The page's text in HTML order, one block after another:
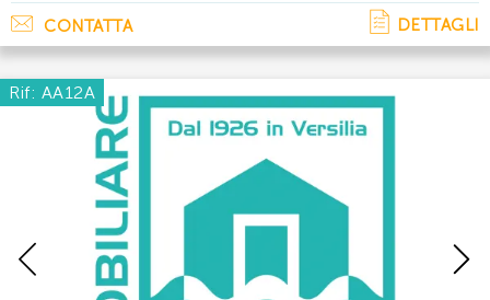
vista mare, cucinotto, due camere matrimoniali una
delle quali con balcone, una camera singo. . .
CONTATTA DETTAGLI
Rif: AA12A
Previous